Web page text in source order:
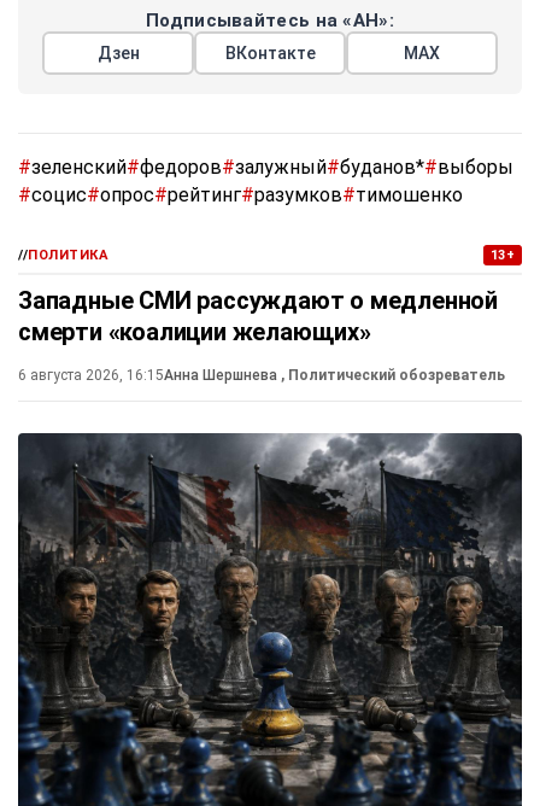
Подписывайтесь на «АН»:
Дзен ВКонтакте МАХ
#зеленский#федоров#залужный#буданов*#выборы
#социс#опрос#рейтинг#разумков#тимошенко
//ПОЛИТИКА 13+
Западные СМИ рассуждают о медленной
смерти «коалиции желающих»
6 августа 2026, 16:15Анна Шершнева , Политический обозреватель